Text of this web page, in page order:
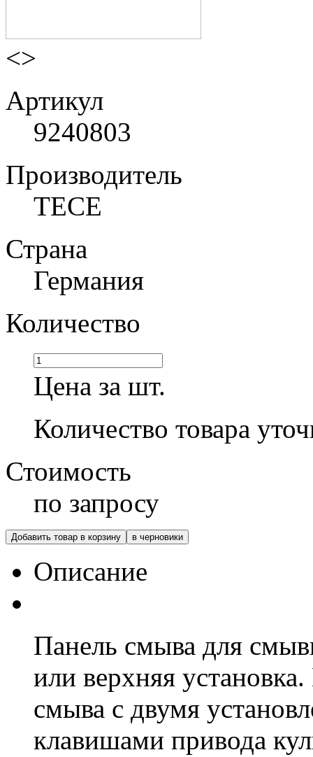
<>
Артикул
9240803
Производитель
TECE
Страна
Германия
Количество
Цена за шт.
Количество товара
Стоимость
по запросу
Добавить товар в корзину в черновики
Описание
Панель смыва для
или верхняя
смыва с двумя
клавишами привода